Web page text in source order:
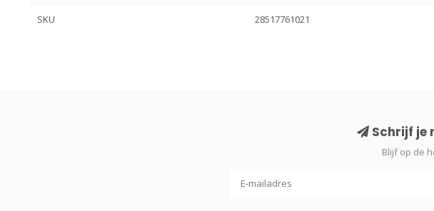
SKU 28517761021
Schrijf je
Blijf op de